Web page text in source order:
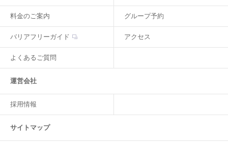
料金のご案内 グループ予約
バリアフリーガイド アクセス
よくあるご質問
運営会社
採用情報
サイトマップ